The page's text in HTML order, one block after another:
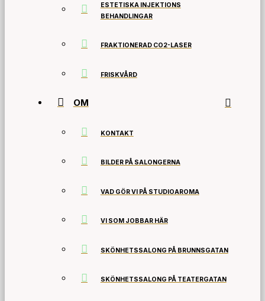
ESTETISKA INJEKTIONS
BEHANDLINGAR
FRAKTIONERAD CO2-LASER
FRISKVÅRD
OM
KONTAKT
BILDER PÅ SALONGERNA
VAD GÖR VI PÅ STUDIOAROMA
VI SOM JOBBAR HÄR
SKÖNHETSSALONG PÅ BRUNNSGATAN
SKÖNHETSSALONG PÅ TEATERGATAN